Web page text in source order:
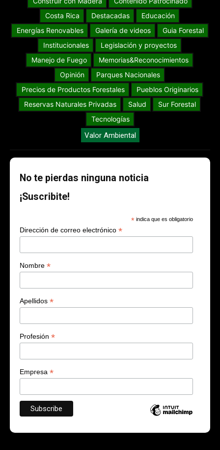
Costa Rica
Destacadas
Educación
Energías Renovables
Galería de videos
Guia Forestal
Institucionales
Legislación y proyectos
Manejo de Fuego
Memorias&Reconocimientos
Opinión
Parques Nacionales
Precios de Productos Forestales
Pueblos Originarios
Reservas Naturales Privadas
Salud
Sur Forestal
Tecnologías
Valor Ambiental
No te pierdas ninguna noticia
¡Suscribite!
* indica que es obligatorio
Dirección de correo electrónico *
Nombre *
Apellidos *
Profesión *
Empresa *